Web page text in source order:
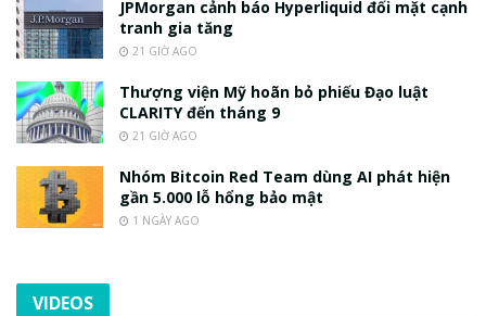
JPMorgan cảnh báo Hyperliquid đối mặt cạnh
tranh gia tăng
21 GIỜ AGO
Thượng viện Mỹ hoãn bỏ phiếu Đạo luật
CLARITY đến tháng 9
21 GIỜ AGO
Nhóm Bitcoin Red Team dùng AI phát hiện
gần 5.000 lỗ hổng bảo mật
1 NGÀY AGO
VIDEOS